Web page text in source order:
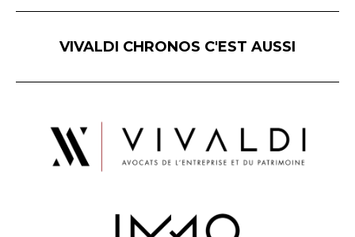
VIVALDI CHRONOS C'EST AUSSI